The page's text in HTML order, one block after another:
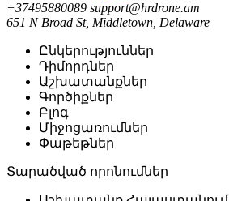
+37495880089 support@hrdrone.am
651 N Broad St, Middletown, Delaware
Ընկերություններ
Դիմորդներ
Աշխատանքներ
Գործիքներ
Բլոգ
Միջոցառումներ
Փաթեթներ
Տարածված որոնումներ